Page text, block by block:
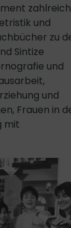
und
zu
Sintize
und
und
Frauen in
mit